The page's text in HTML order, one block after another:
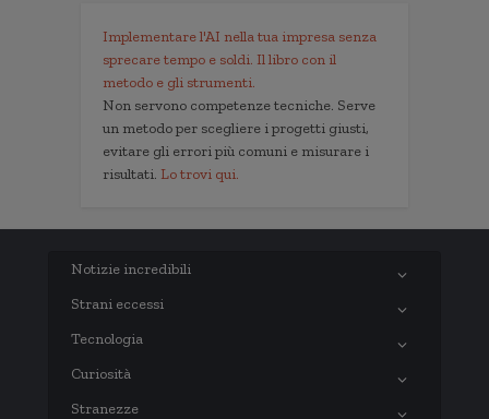
Implementare l'AI nella tua impresa senza
sprecare tempo e soldi. Il libro con il
metodo e gli strumenti.
Non servono competenze tecniche. Serve
un metodo per scegliere i progetti giusti,
evitare gli errori più comuni e misurare i
risultati. Lo trovi qui.
Notizie incredibili
Strani eccessi
Tecnologia
Curiosità
Stranezze